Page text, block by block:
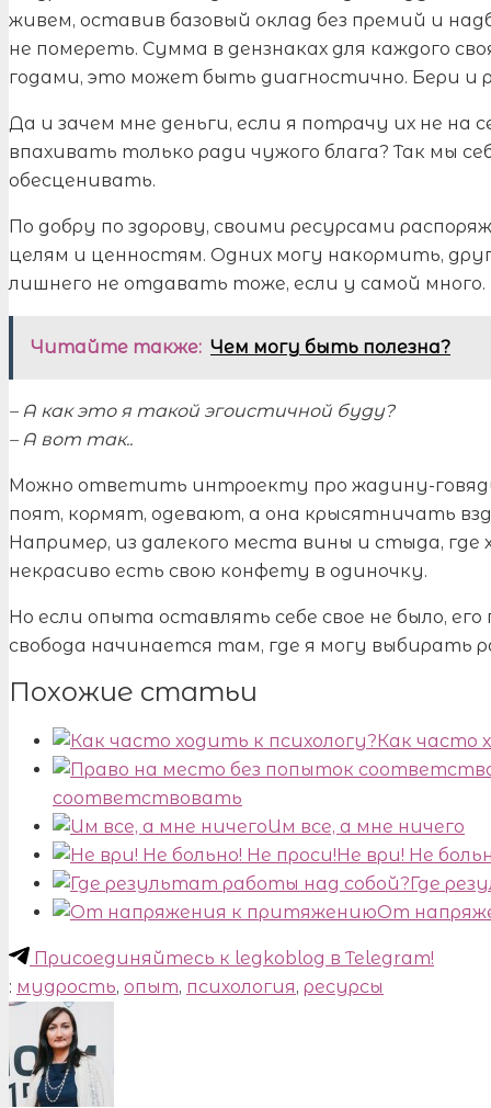
живем, оставив базовый оклад без премий и
не помереть. Сумма в дензнаках для каждого
годами, это может быть диагностично. Бери и
Да и зачем мне деньги, если я потрачу их не на
впахивать только ради чужого блага? Так мы
обесценивать.
По добру по здорову, своими ресурсами
целям и ценностям. Одних могу накормить,
лишнего не отдавать тоже, если у самой много.
Читайте также: Чем могу быть полезна?
– А как это я такой эгоистичной буду?
– А вот так..
Можно ответить интроекту про жадину-
поят, кормят, одевают, а она крысятничать
Например, из далекого места вины и стыда,
некрасиво есть свою конфету в одиночку.
Но если опыта оставлять себе свое не было,
свобода начинается там, где я могу выбирать
Похожие статьи
Как часто
соответствовать
Им все, а мне ничего
Не ври! Не
Где
От
Присоединяйтесь к legkoblog в Telegram!
: мудрость, опыт, психология, ресурсы